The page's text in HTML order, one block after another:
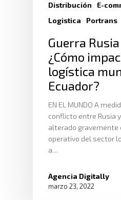
Distribución
E-
Logistica
Portrans
Guerra
¿Cómo
logística
Ecuador?
EN EL MUNDO A
conflicto entre Rusia
alterado gravemente
operativo del sector
a…
Agencia Digitally
marzo 23, 2022